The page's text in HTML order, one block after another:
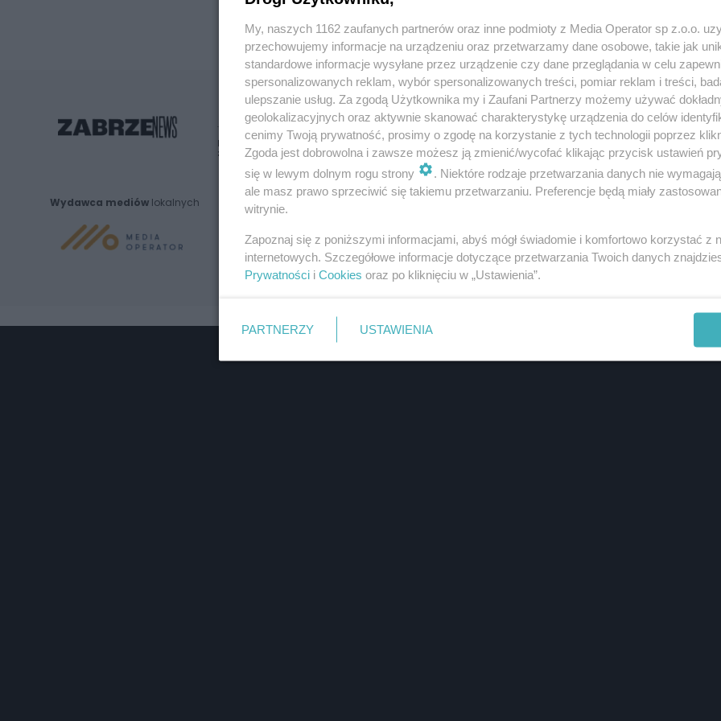
Wydawca mediów lokalnych
Nie zapomnij
zapoznać się z:
polityką prywatności regulamin korzystania z portali
Twoje miasto
Piekary Śląskie
Chorzów
Tarnowskie Góry
Ruda Śląska
Świętochłowice
Tychy
Gliwice
Zabrze
Zagłębie
My, naszych 1162 zaufanych partnerów oraz inne podmioty z Media Operator sp z.o.o.
przechowujemy informacje na urządzeniu oraz przetwarzamy dane osobowe, takie jak
standardowe informacje wysyłane przez urządzenie czy dane przeglądania w celu
spersonalizowanych reklam, wybór spersonalizowanych treści, pomiar reklam i treści,
ulepszanie usług. Za zgodą Użytkownika my i Zaufani Partnerzy możemy używać
geolokalizacyjnych oraz aktywnie skanować charakterystykę urządzenia do celów
cenimy Twoją prywatność, prosimy o zgodę na korzystanie z tych technologii poprzez
Zgoda jest dobrowolna i zawsze możesz ją zmienić/wycofać klikając przycisk ustawień
się w lewym dolnym rogu strony
. Niektóre rodzaje przetwarzania danych nie
ale masz prawo sprzeciwić się takiemu przetwarzaniu. Preferencje będą miały
witrynie.
Zapoznaj się z poniższymi informacjami, abyś mógł świadomie i komfortowo korzystać z
internetowych. Szczegółowe informacje dotyczące przetwarzania Twoich danych
Prywatności i Cookies oraz po kliknięciu w „Ustawienia”.
PARTNERZY USTAWIENIA